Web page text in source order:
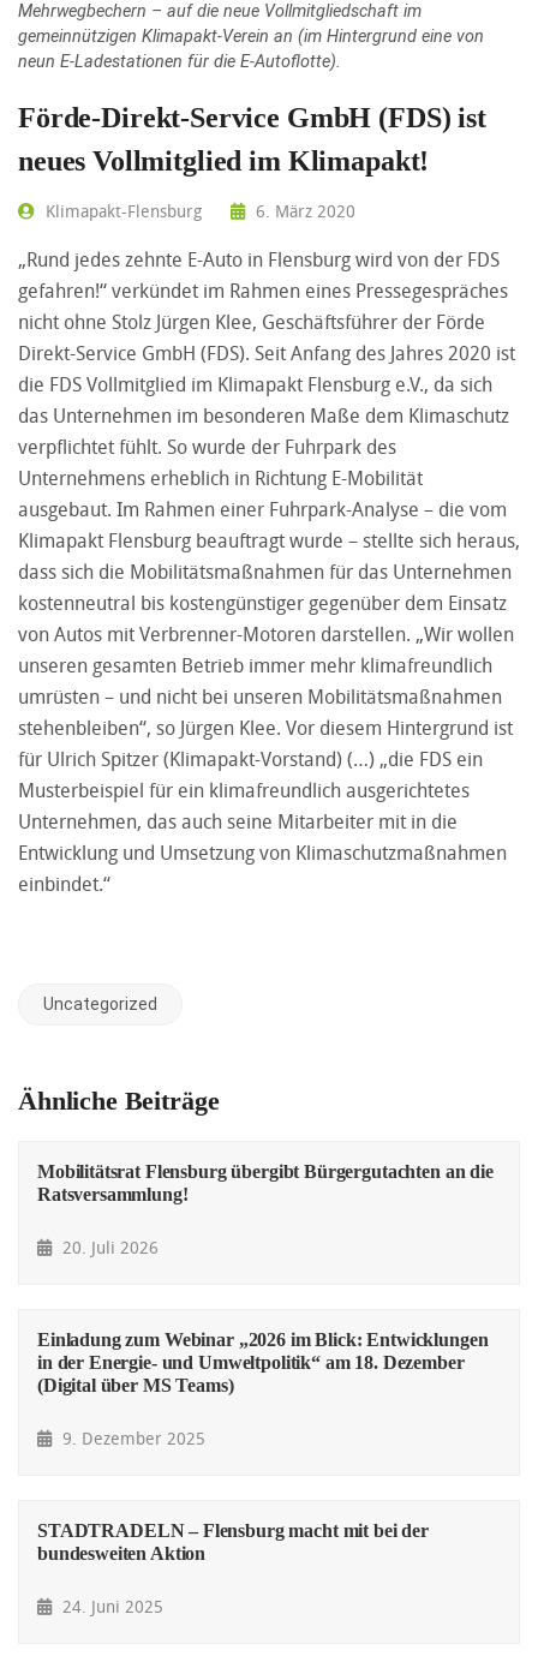
Mehrwegbechern – auf die neue Vollmitgliedschaft im
gemeinnützigen Klimapakt-Verein an (im Hintergrund eine von
neun E-Ladestationen für die E-Autoflotte).
Förde-Direkt-Service GmbH (FDS) ist
neues Vollmitglied im Klimapakt!
Klimapakt-Flensburg 6. März 2020
„Rund jedes zehnte E-Auto in Flensburg wird von der FDS
gefahren!“ verkündet im Rahmen eines Pressegespräches
nicht ohne Stolz Jürgen Klee, Geschäftsführer der Förde
Direkt-Service GmbH (FDS). Seit Anfang des Jahres 2020 ist
die FDS Vollmitglied im Klimapakt Flensburg e.V., da sich
das Unternehmen im besonderen Maße dem Klimaschutz
verpflichtet fühlt. So wurde der Fuhrpark des
Unternehmens erheblich in Richtung E-Mobilität
ausgebaut. Im Rahmen einer Fuhrpark-Analyse – die vom
Klimapakt Flensburg beauftragt wurde – stellte sich heraus,
dass sich die Mobilitätsmaßnahmen für das Unternehmen
kostenneutral bis kostengünstiger gegenüber dem Einsatz
von Autos mit Verbrenner-Motoren darstellen. „Wir wollen
unseren gesamten Betrieb immer mehr klimafreundlich
umrüsten – und nicht bei unseren Mobilitätsmaßnahmen
stehenbleiben“, so Jürgen Klee. Vor diesem Hintergrund ist
für Ulrich Spitzer (Klimapakt-Vorstand) (…) „die FDS ein
Musterbeispiel für ein klimafreundlich ausgerichtetes
Unternehmen, das auch seine Mitarbeiter mit in die
Entwicklung und Umsetzung von Klimaschutzmaßnahmen
einbindet.“
Uncategorized
Ähnliche Beiträge
Mobilitätsrat Flensburg übergibt Bürgergutachten an die
Ratsversammlung!
20. Juli 2026
Einladung zum Webinar „2026 im Blick: Entwicklungen
in der Energie- und Umweltpolitik“ am 18. Dezember
(Digital über MS Teams)
9. Dezember 2025
STADTRADELN – Flensburg macht mit bei der
bundesweiten Aktion
24. Juni 2025